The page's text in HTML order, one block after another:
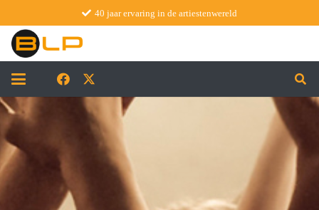
40 jaar ervaring in de artiestenwereld